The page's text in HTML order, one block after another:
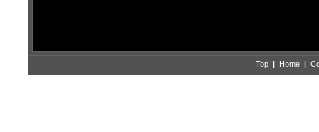
Top | Home |